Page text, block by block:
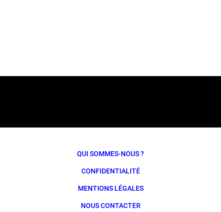
QUI SOMMES-NOUS ?
CONFIDENTIALITÉ
MENTIONS LÉGALES
NOUS CONTACTER